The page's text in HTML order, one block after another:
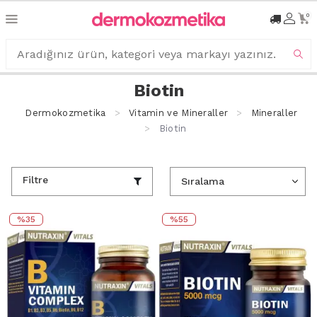
0
Biotin
Dermokozmetika Vitamin ve Mineraller
Mineraller
Biotin
Filtre
%35 %55